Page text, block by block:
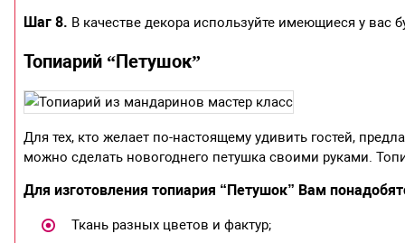
Шаг 8. В качестве декора используйте имеющиеся у вас
Топиарий “Петушок”
Для тех, кто желает по-настоящему удивить гостей,
можно сделать новогоднего петушка своими руками.
Для изготовления топиария “Петушок” Вам
Ткань разных цветов и фактур;